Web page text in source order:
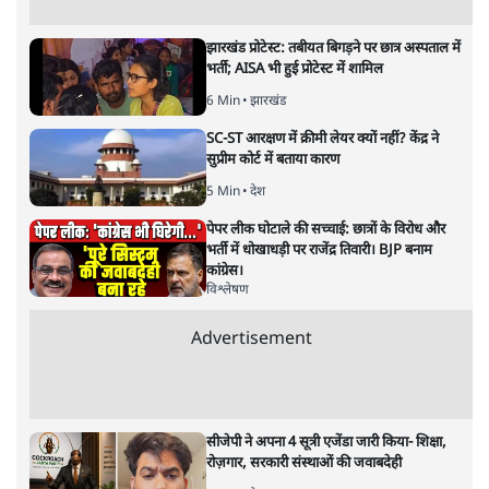
भारत–यूरोप संवाद: दूरदर्शी रणनीति या
हालात से उपजा मोड़?
विश्लेषण| सतीश झा| 29 JAN, 2026
भारत ईयू मुक्त व्यापार समझौताः ईयू अध्यक्ष उर्सुला वॉन डेर लेयेन और
पीएम मोदी
सतीश झा
भारत-यूरोपीय संघ मुक्त व्यापार समझौताः क्या यूरोप की ओर भारत
का झुकाव एक लंबा रणनीतिक नज़रिया है या वैश्विक दबावों और